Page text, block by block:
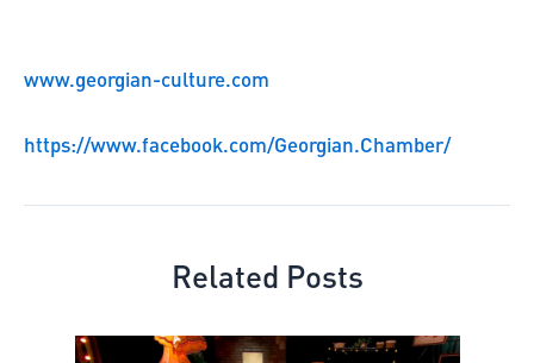
www.georgian-culture.com
https://www.facebook.com/Georgian.Chamber/
Related Posts